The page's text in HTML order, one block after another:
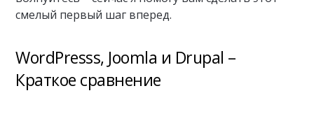
смелый первый шаг вперед.
WordPresss, Joomla и Drupal –
Краткое сравнение